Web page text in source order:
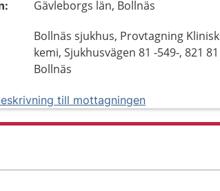
Gävleborgs län, Bollnäs
Bollnäs sjukhus, Provtagning Klinisk
kemi, Sjukhusvägen 81 -549-, 821 81
Bollnäs
till mottagningen